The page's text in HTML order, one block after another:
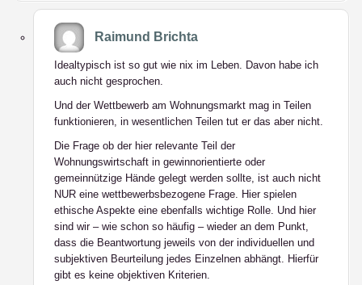
Raimund Brichta
Idealtypisch ist so gut wie nix im Leben. Davon habe ich
auch nicht gesprochen.
Und der Wettbewerb am Wohnungsmarkt mag in Teilen
funktionieren, in wesentlichen Teilen tut er das aber nicht.
Die Frage ob der hier relevante Teil der
Wohnungswirtschaft in gewinnorientierte oder
gemeinnützige Hände gelegt werden sollte, ist auch nicht
NUR eine wettbewerbsbezogene Frage. Hier spielen
ethische Aspekte eine ebenfalls wichtige Rolle. Und hier
sind wir – wie schon so häufig – wieder an dem Punkt,
dass die Beantwortung jeweils von der individuellen und
subjektiven Beurteilung jedes Einzelnen abhängt. Hierfür
gibt es keine objektiven Kriterien.